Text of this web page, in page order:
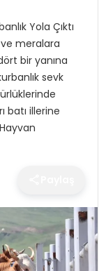
Yola Çıktı
ve meralara
bir yanına
sevk
batı illerine